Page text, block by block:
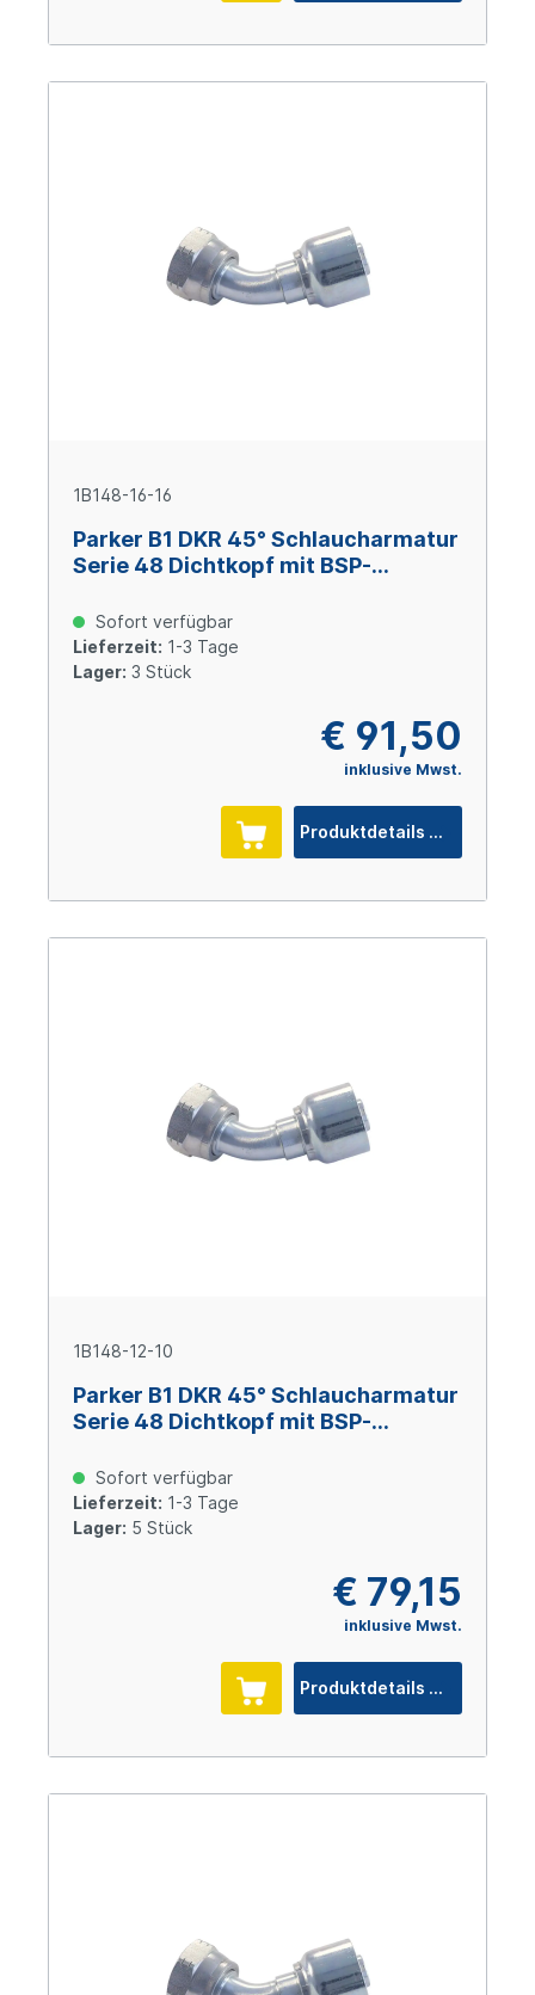
1B148-16-16
Parker B1 DKR 45° Schlaucharmatur
Serie 48 Dichtkopf mit BSP-
(DN 25), Stahl verzinkt Cr(VI)-frei
Sofort verfügbar
Lieferzeit: 1-3 Tage
Lager: 3 Stück
€ 91,50
inklusive Mwst.
Produktdetails
1B148-12-10
Parker B1 DKR 45° Schlaucharmatur
Serie 48 Dichtkopf mit BSP-
10 (DN 16), Stahl verzinkt Cr(VI)-frei
Sofort verfügbar
Lieferzeit: 1-3 Tage
Lager: 5 Stück
€ 79,15
inklusive Mwst.
Produktdetails